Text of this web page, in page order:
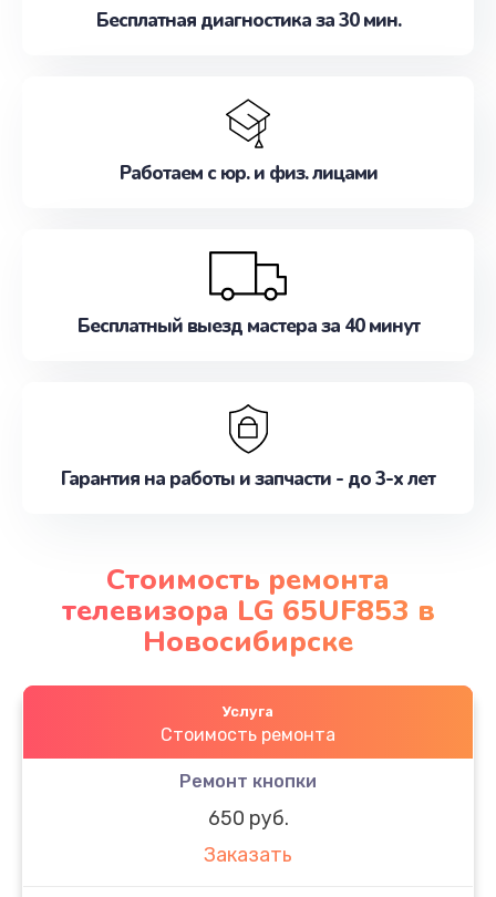
Бесплатная диагностика за 30 мин.
Работаем с юр. и физ. лицами
Бесплатный выезд мастера за 40 минут
Гарантия на работы и запчасти - до 3-х лет
Стоимость ремонта
телевизора LG 65UF853 в
Новосибирске
Услуга
Стоимость ремонта
Ремонт кнопки
650 руб.
Заказать